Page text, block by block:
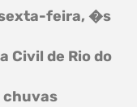
feira, �s
Civil de Rio do
chuvas